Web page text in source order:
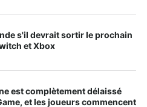
s'il devrait sortir le prochain
et Xbox
est complètement délaissé
et les joueurs commencent